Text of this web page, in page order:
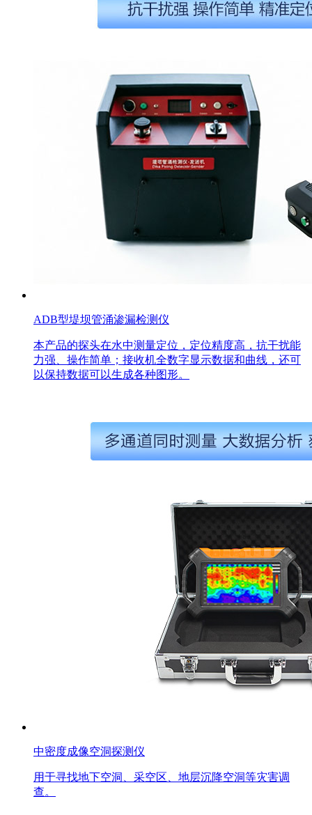
ADB型堤坝管涌渗漏检测仪
本产品的探头在水中测量定位，定位精度高，抗干扰能
力强、操作简单；接收机全数字显示数据和曲线，还可
以保持数据可以生成各种图形。
中密度成像空洞探测仪
用于寻找地下空洞、采空区、地层沉降空洞等灾害调
查。